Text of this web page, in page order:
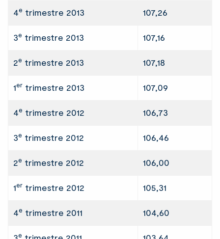
4e trimestre 2013 107,26
3e trimestre 2013 107,16
2e trimestre 2013 107,18
1er trimestre 2013 107,09
4e trimestre 2012 106,73
3e trimestre 2012 106,46
2e trimestre 2012 106,00
1er trimestre 2012 105,31
4e trimestre 2011 104,60
e